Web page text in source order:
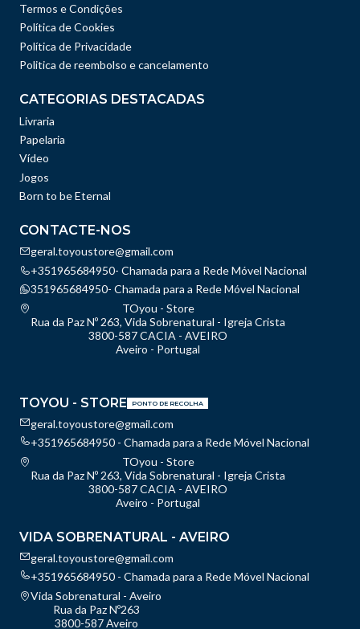
Termos e Condições
Política de Cookies
Política de Privacidade
Politica de reembolso e cancelamento
CATEGORIAS DESTACADAS
Livraria
Papelaria
Vídeo
Jogos
Born to be Eternal
CONTACTE-NOS
geral.toyoustore@gmail.com
+351965684950- Chamada para a Rede Móvel Nacional
351965684950- Chamada para a Rede Móvel Nacional
TOyou - Store
Rua da Paz Nº 263, Vida Sobrenatural - Igreja Crista
3800-587 CACIA - AVEIRO
Aveiro - Portugal
TOYOU - STORE PONTO DE RECOLHA
geral.toyoustore@gmail.com
+351965684950 - Chamada para a Rede Móvel Nacional
TOyou - Store
Rua da Paz Nº 263, Vida Sobrenatural - Igreja Crista
3800-587 CACIA - AVEIRO
Aveiro - Portugal
VIDA SOBRENATURAL - AVEIRO
geral.toyoustore@gmail.com
+351965684950 - Chamada para a Rede Móvel Nacional
Vida Sobrenatural - Aveiro
Rua da Paz Nº263
3800-587 Aveiro